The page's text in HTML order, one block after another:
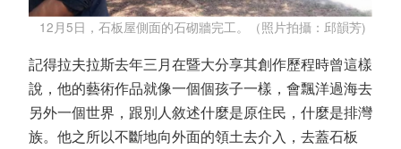
12月5日，石板屋側面的石砌牆完工。（照片拍攝：邱韻芳)
記得拉夫拉斯去年三月在暨大分享其創作歷程時曾這樣
說，他的藝術作品就像一個個孩子一樣，會飄洋過海去
另外一個世界，跟別人敘述什麼是原住民，什麼是排灣
族。他之所以不斷地向外面的領土去介入，去蓋石板